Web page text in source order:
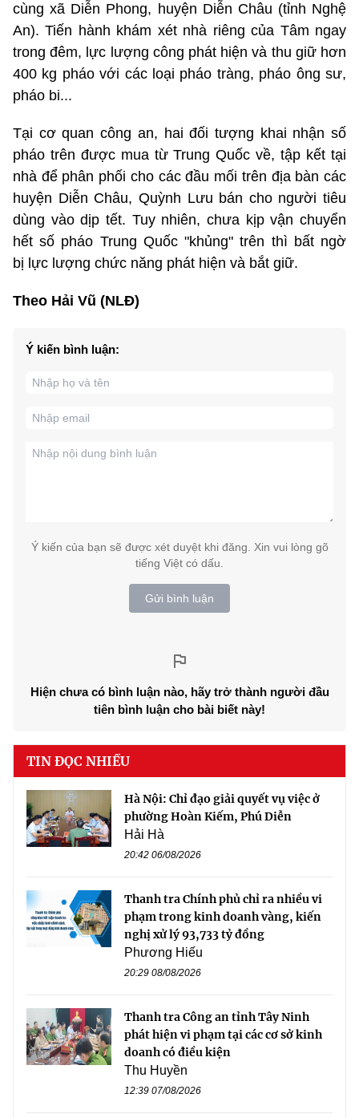
cùng xã Diễn Phong, huyện Diễn Châu (tỉnh Nghệ
An). Tiến hành khám xét nhà riêng của Tâm ngay
trong đêm, lực lượng công phát hiện và thu giữ hơn
400 kg pháo với các loại pháo tràng, pháo ông sư,
pháo bi...
Tại cơ quan công an, hai đối tượng khai nhận số
pháo trên được mua từ Trung Quốc về, tập kết tại
nhà để phân phối cho các đầu mối trên địa bàn các
huyện Diễn Châu, Quỳnh Lưu bán cho người tiêu
dùng vào dịp tết. Tuy nhiên, chưa kịp vận chuyển
hết số pháo Trung Quốc "khủng" trên thì bất ngờ
bị lực lượng chức năng phát hiện và bắt giữ.
Theo Hải Vũ (NLĐ)
Ý kiến bình luận:
Ý kiến của bạn sẽ được xét duyệt khi đăng. Xin vui lòng gõ
tiếng Việt có dấu.
Gửi bình luận
Hiện chưa có bình luận nào, hãy trở thành người đầu
tiên bình luận cho bài biết này!
TIN ĐỌC NHIỀU
Hà Nội: Chỉ đạo giải quyết vụ việc ở
phường Hoàn Kiếm, Phú Diễn
Hải Hà
20:42 06/08/2026
Thanh tra Chính phủ chỉ ra nhiều vi
phạm trong kinh doanh vàng, kiến
nghị xử lý 93,733 tỷ đồng
Phương Hiếu
20:29 08/08/2026
Thanh tra Công an tỉnh Tây Ninh
phát hiện vi phạm tại các cơ sở kinh
doanh có điều kiện
Thu Huyền
12:39 07/08/2026